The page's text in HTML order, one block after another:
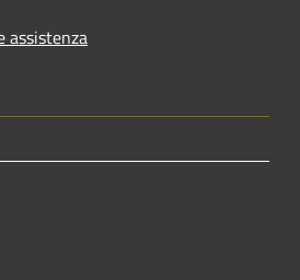
assistenza